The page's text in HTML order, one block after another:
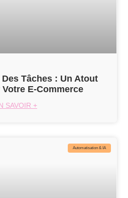
Tâches : Un Atout
E-Commerce
SAVOIR +
Automatisation & IA